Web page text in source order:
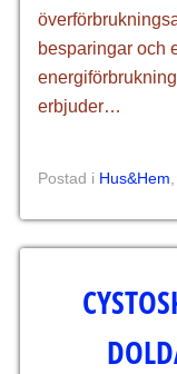
besparingar och
erbjuder…
Postad i Hus&Hem